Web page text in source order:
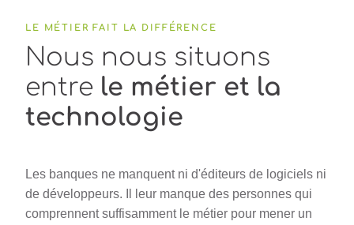
LE MÉTIER FAIT LA DIFFÉRENCE
Nous nous situons
entre le métier et la
technologie
Les banques ne manquent ni d'éditeurs de logiciels ni
de développeurs. Il leur manque des personnes qui
comprennent suffisamment le métier pour mener un